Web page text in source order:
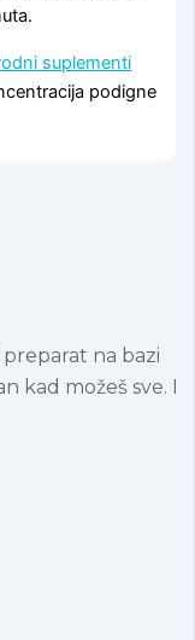
suplementi
podigne
na bazi
kad možeš sve. I